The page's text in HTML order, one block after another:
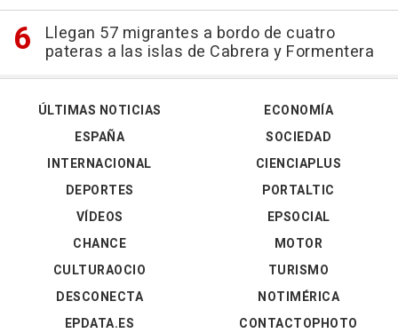
Llegan 57 migrantes a bordo de cuatro
pateras a las islas de Cabrera y Formentera
ÚLTIMAS NOTICIAS
ESPAÑA
INTERNACIONAL
DEPORTES
VÍDEOS
ECONOMÍA
SOCIEDAD
CIENCIAPLUS
PORTALTIC
EPSOCIAL
CHANCE
CULTURAOCIO
DESCONECTA
EPDATA.ES
MOTOR
TURISMO
NOTIMÉRICA
CONTACTOPHOTO